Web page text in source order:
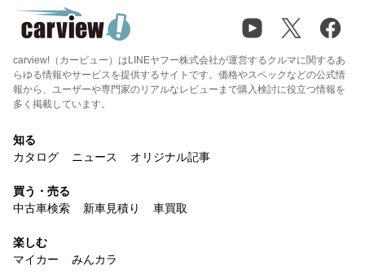
carview!（カービュー）はLINEヤフー株式会社が運営するクルマに関するあ
らゆる情報やサービスを提供するサイトです。価格やスペックなどの公式情
報から、ユーザーや専門家のリアルなレビューまで購入検討に役立つ情報を
多く掲載しています。
知る
カタログ
ニュース オリジナル記事
買う・売る
中古車検索
新車見積り 車買取
楽しむ
マイカー
みんカラ